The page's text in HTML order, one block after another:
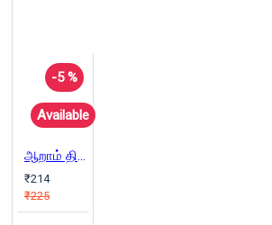
-5 %
Available
ஆறாம் திணை- பாகம் 2
₹214
₹225